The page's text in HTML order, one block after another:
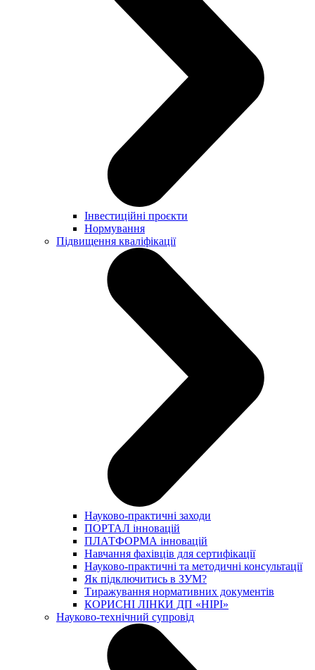
Інвестиційні проєкти
Нормування
Підвищення кваліфікації
Науково-практичні заходи
ПОРТАЛ інновацій
ПЛАТФОРМА інновацій
Навчання фахівців для сертифікації
Науково-практичні та методичні консультації
Як підключитись в ЗУМ?
Тиражування нормативних документів
КОРИСНІ ЛІНКИ ДП «НІРІ»
Науково-технічний супровід